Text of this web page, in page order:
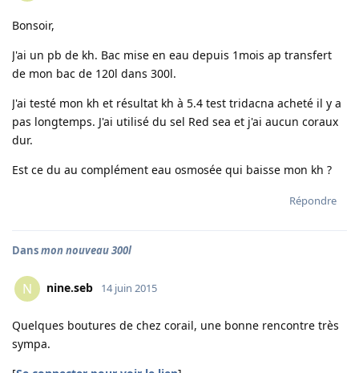
Bonsoir,
J'ai un pb de kh. Bac mise en eau depuis 1mois ap transfert
de mon bac de 120l dans 300l.
J'ai testé mon kh et résultat kh à 5.4 test tridacna acheté il y a
pas longtemps. J'ai utilisé du sel Red sea et j'ai aucun coraux
dur.
Est ce du au complément eau osmosée qui baisse mon kh ?
Répondre
Dansmon nouveau 300l
N nine.seb 14 juin 2015
Quelques boutures de chez corail, une bonne rencontre très
sympa.